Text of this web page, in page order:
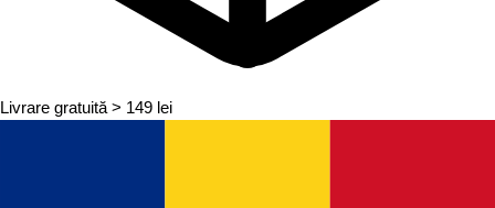
Livrare gratuită > 149 lei